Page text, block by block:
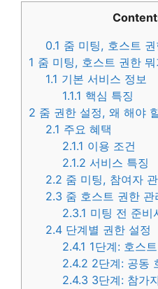
0.1 줌 미팅, 호스트
1 줌 미팅, 호스트 권한
1.1 기본 서비스 정보
1.1.1 핵심 특징
2 줌 권한 설정, 왜 해야
2.1 주요 혜택
2.1.1 이용 조건
2.1.2 서비스 특징
2.2 줌 미팅, 참여자
2.3 줌 호스트 권한 관
2.3.1 미팅 전 준비
2.4 단계별 권한 설정
2.4.1 1단계: 호스
2.4.2 2단계: 공동
2.4.3 3단계: 참가